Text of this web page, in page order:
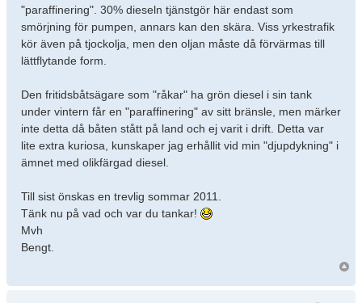
"paraffinering". 30% dieseln tjänstgör här endast som
smörjning för pumpen, annars kan den skära. Viss yrkestrafik
kör även på tjockolja, men den oljan måste då förvärmas till
lättflytande form.
Den fritidsbåtsägare som "råkar" ha grön diesel i sin tank
under vintern får en "paraffinering" av sitt bränsle, men märker
inte detta då båten stått på land och ej varit i drift. Detta var
lite extra kuriosa, kunskaper jag erhållit vid min "djupdykning" i
ämnet med olikfärgad diesel.
Till sist önskas en trevlig sommar 2011.
Tänk nu på vad och var du tankar!
Mvh
Bengt.